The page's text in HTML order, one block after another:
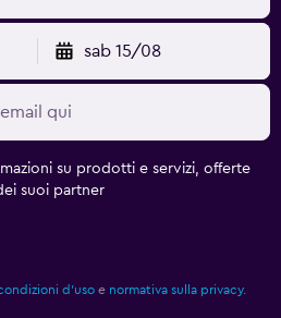
sab 15/08
su prodotti e servizi, offerte
suoi partner
d'uso e normativa sulla privacy.